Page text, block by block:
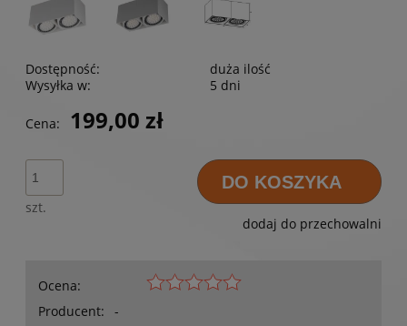
Dostępność:
duża ilość
Wysyłka w:
5 dni
Cena: 199,00 zł
szt.
DO KOSZYKA
dodaj do przechowalni
Ocena:
Producent:
-